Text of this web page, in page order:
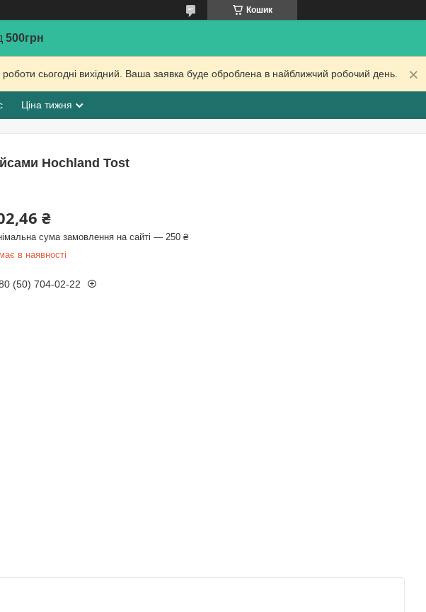
Кошик
500грн
сьогодні вихідний. Ваша заявка буде оброблена в найближчий робочий день.
Ціна тижня
Hochland Tost
₴
сума замовлення на сайті — 250 ₴
в наявності
(50) 704-02-22